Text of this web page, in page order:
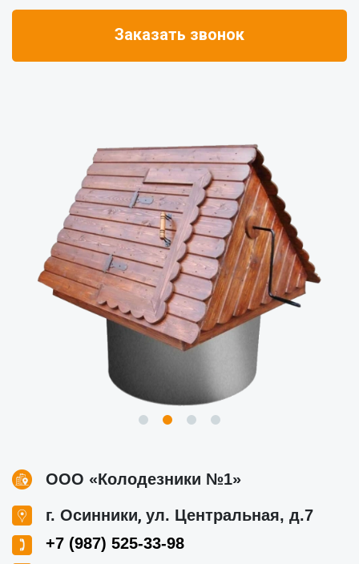
ООО «Колодезники №1»
г. Осинники, ул. Центральная, д.7
+7 (987) 525-33-98